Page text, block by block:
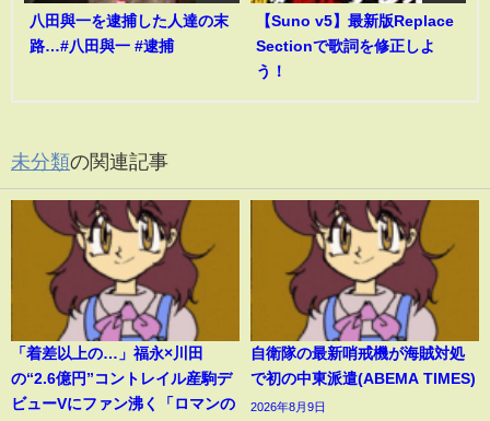
八田與一を逮捕した人達の末
路…#八田與一 #逮捕
【Suno v5】最新版Replace
Sectionで歌詞を修正しよ
う！
未分類の関連記事
「着差以上の…」福永×川田
の“2.6億円”コントレイル産駒デ
ビューVにファン沸く「ロマンの
自衛隊の最新哨戒機が海賊対処
で初の中東派遣(ABEMA TIMES)
2026年8月9日